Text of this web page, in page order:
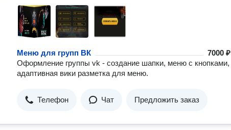
Меню для групп ВК
7000 ₽
Оформление группы vk - создание шапки, меню с кнопками,
адаптивная вики разметка для меню.
Телефон Чат Предложить заказ